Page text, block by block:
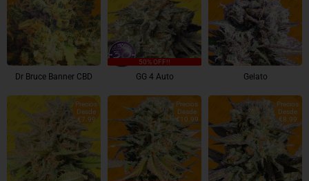
Dr Bruce Banner CBD GG 4 Auto
50% OFF!!
Gelato
Precios
Desde
€7.99
Precios
Desde
€10.99
Precios
Desde
€8.99